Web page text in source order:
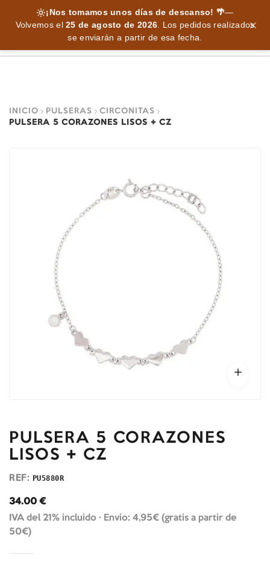
¡Nos tomamos unos días de descanso! 🌴—
Volvemos el25 de agosto de 2026. Los pedidos realizados
se enviarán a partir de esa fecha.
INICIO PULSERAS
CIRCONITAS
PULSERA 5 CORAZONES LISOS + CZ
PULSERA 5 CORAZONES
LISOS + CZ
REF: PU5880R
34.00 €
IVA del 21% incluido · Envío: 4,95€ (gratis a partir de
50€)